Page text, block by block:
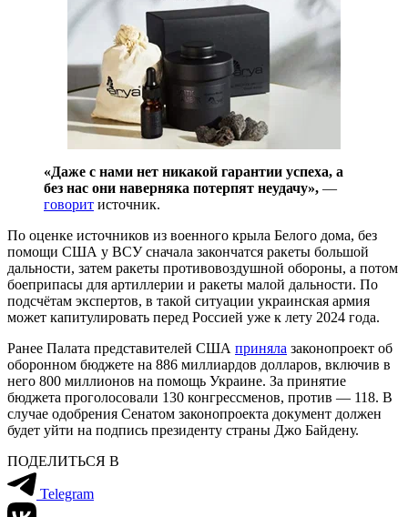
«Даже с нами нет никакой гарантии успеха, а
без нас они наверняка потерпят неудачу», —
говорит источник.
По оценке источников из военного крыла Белого дома, без
помощи США у ВСУ сначала закончатся ракеты большой
дальности, затем ракеты противовоздушной обороны, а потом
боеприпасы для артиллерии и ракеты малой дальности. По
подсчётам экспертов, в такой ситуации украинская армия
может капитулировать перед Россией уже к лету 2024 года.
Ранее Палата представителей США приняла законопроект об
оборонном бюджете на 886 миллиардов долларов, включив в
него 800 миллионов на помощь Украине. За принятие
бюджета проголосовали 130 конгрессменов, против — 118. В
случае одобрения Сенатом законопроекта документ должен
будет уйти на подпись президенту страны Джо Байдену.
ПОДЕЛИТЬСЯ В
Telegram